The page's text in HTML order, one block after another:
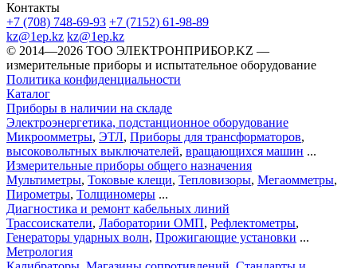
Контакты
+7 (708) 748-69-93 +7 (7152) 61-98-89
kz@1ep.kz kz@1ep.kz
©️ 2014—2026 ТОО ЭЛЕКТРОНПРИБОР.KZ —
измерительные приборы и испытательное оборудование
Политика конфиденциальности
Каталог
Приборы в наличии на складе
Электроэнергетика, подстанционное оборудование
Микроомметры, ЭТЛ, Приборы для трансформаторов,
высоковольтных выключателей, вращающихся машин ...
Измерительные приборы общего назначения
Мультиметры, Токовые клещи, Тепловизоры, Мегаомметры,
Пирометры, Толщиномеры ...
Диагностика и ремонт кабельных линий
Трассоискатели, Лаборатории ОМП, Рефлектометры,
Генераторы ударных волн, Прожигающие установки ...
Метрология